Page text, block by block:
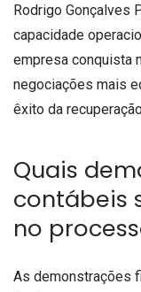
Rodrigo Gonçalves
capacidade
empresa conquista
negociações mais
êxito da
Quais
contábeis
no
As demonstrações